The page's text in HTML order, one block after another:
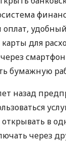
удобный
для
бумажную
назад
в
через